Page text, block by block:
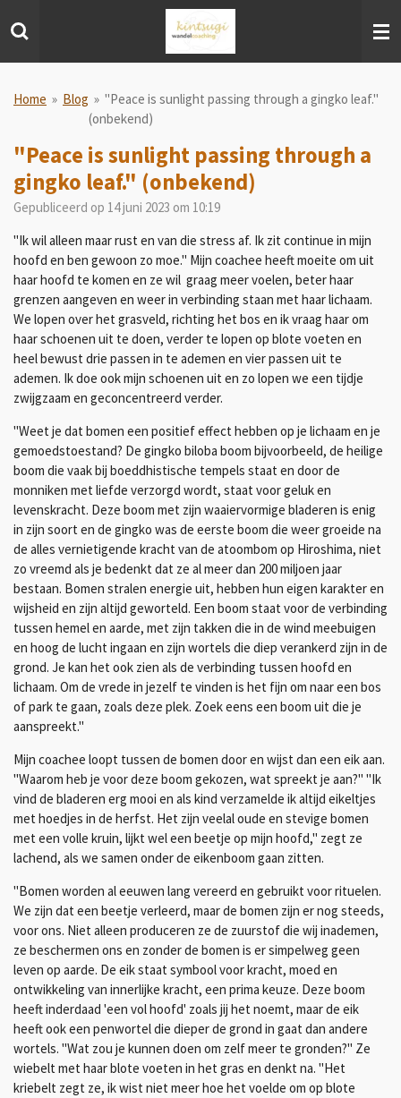
direct
hoofdinhoud
Home » Blog » "Peace is sunlight passing through a gingko leaf."
(onbekend)
"Peace is sunlight passing through a
gingko leaf." (onbekend)
Gepubliceerd op 14 juni 2023 om 10:19
"Ik wil alleen maar rust en van die stress af. Ik zit continue in mijn
hoofd en ben gewoon zo moe." Mijn coachee heeft moeite om uit
haar hoofd te komen en ze wil graag meer voelen, beter haar
grenzen aangeven en weer in verbinding staan met haar lichaam.
We lopen over het grasveld, richting het bos en ik vraag haar om
haar schoenen uit te doen, verder te lopen op blote voeten en
heel bewust drie passen in te ademen en vier passen uit te
ademen. Ik doe ook mijn schoenen uit en zo lopen we een tijdje
zwijgzaam en geconcentreerd verder.
"Weet je dat bomen een positief effect hebben op je lichaam en je
gemoedstoestand? De gingko biloba boom bijvoorbeeld, de heilige
boom die vaak bij boeddhistische tempels staat en door de
monniken met liefde verzorgd wordt, staat voor geluk en
levenskracht. Deze boom met zijn waaiervormige bladeren is enig
in zijn soort en de gingko was de eerste boom die weer groeide na
de alles vernietigende kracht van de atoombom op Hiroshima, niet
zo vreemd als je bedenkt dat ze al meer dan 200 miljoen jaar
bestaan. Bomen stralen energie uit, hebben hun eigen karakter en
wijsheid en zijn altijd geworteld. Een boom staat voor de verbinding
tussen hemel en aarde, met zijn takken die in de wind meebuigen
en hoog de lucht ingaan en zijn wortels die diep verankerd zijn in de
grond. Je kan het ook zien als de verbinding tussen hoofd en
lichaam. Om de vrede in jezelf te vinden is het fijn om naar een bos
of park te gaan, zoals deze plek. Zoek eens een boom uit die je
aanspreekt."
Mijn coachee loopt tussen de bomen door en wijst dan een eik aan.
"Waarom heb je voor deze boom gekozen, wat spreekt je aan?" "Ik
vind de bladeren erg mooi en als kind verzamelde ik altijd eikeltjes
met hoedjes in de herfst. Het zijn veelal oude en stevige bomen
met een volle kruin, lijkt wel een beetje op mijn hoofd," zegt ze
lachend, als we samen onder de eikenboom gaan zitten.
"Bomen worden al eeuwen lang vereerd en gebruikt voor rituelen.
We zijn dat een beetje verleerd, maar de bomen zijn er nog steeds,
voor ons. Niet alleen produceren ze de zuurstof die wij inademen,
ze beschermen ons en zonder de bomen is er simpelweg geen
leven op aarde. De eik staat symbool voor kracht, moed en
ontwikkeling van innerlijke kracht, een prima keuze. Deze boom
heeft inderdaad 'een vol hoofd' zoals jij het noemt, maar de eik
heeft ook een penwortel die dieper de grond in gaat dan andere
wortels. "Wat zou je kunnen doen om zelf meer te gronden?" Ze
wiebelt met haar blote voeten in het gras en denkt na. "Het
kriebelt zegt ze, ik wist niet meer hoe het voelde om op blote